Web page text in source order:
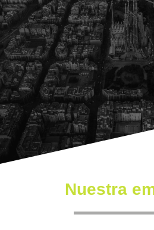
Nuestra